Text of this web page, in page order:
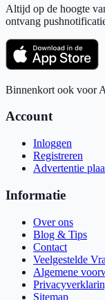
Altijd op de hoogte
ontvang
Binnenkort ook voor
Account
Inloggen
Registreren
Advertentie
Informatie
Over ons
Blog & Tips
Contact
Veelgestelde
Algemene
Sitemap